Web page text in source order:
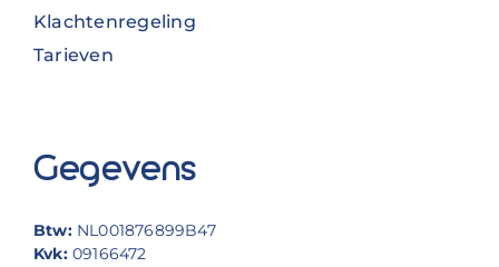
Klachtenregeling
Tarieven
Gegevens
Btw: NL001876899B47
Kvk:09166472